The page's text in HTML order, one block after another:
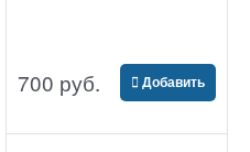
700 руб. Добавить